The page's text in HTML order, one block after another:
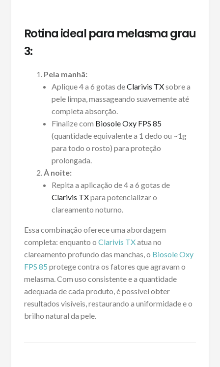
Rotina ideal para melasma grau
3:
Pela manhã:
Aplique 4 a 6 gotas deClarivis TXsobre a
pele limpa, massageando suavemente até
completa absorção.
Finalize com Biosole Oxy FPS 85
(quantidade equivalente a 1 dedo ou ~1g
para todo o rosto) para proteção
prolongada.
À noite:
Repita a aplicação de 4 a 6 gotas de
Clarivis TXpara potencializar o
clareamento noturno.
Essa combinação oferece uma abordagem
completa: enquanto o Clarivis TXatua no
clareamento profundo das manchas, o Biosole Oxy
FPS 85 protege contra os fatores que agravam o
melasma. Com uso consistente e a quantidade
adequada de cada produto, é possível obter
resultados visíveis, restaurando a uniformidade e o
brilho natural da pele.